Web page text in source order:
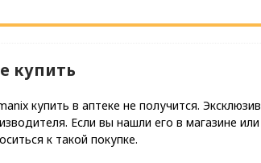
купить
купить в аптеке не получится.
Если вы нашли его в магазине
к такой покупке.